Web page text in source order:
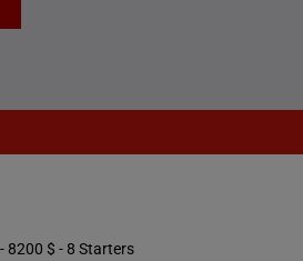
8200 $ - 8 Starters